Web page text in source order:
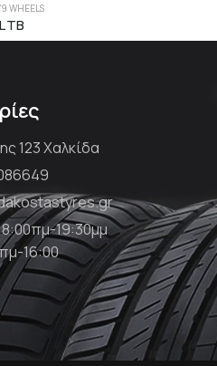
WHEELS
TB
123 Χαλκίδα
19:30μμ
16:00